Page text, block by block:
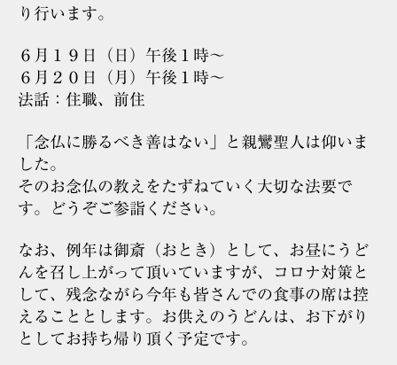
り行います。
６月１９日（日）午後１時～
６月２０日（月）午後１時～
法話：住職、前住
「念仏に勝るべき善はない」と親鸞聖人は仰いま
した。
そのお念仏の教えをたずねていく大切な法要で
す。どうぞご参詣ください。
なお、例年は御斎（おとき）として、お昼にうど
んを召し上がって頂いていますが、コロナ対策と
して、残念ながら今年も皆さんでの食事の席は控
えることとします。お供えのうどんは、お下がり
としてお持ち帰り頂く予定です。